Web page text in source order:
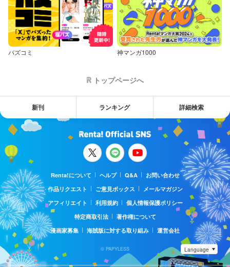
バズコミ 神マンガ1000
トップページへ
新刊 ランキング 詳細検索
Renta!について ヘルプ Q&A
お問い合わせ
作品リクエスト
ご意見ボックス
メールマガジン
アフィリエイト
利用規約
個人情報保護ポリシー
特定商取引法
著作権について
漫画家募集
海賊版に対する取り組み 運営会社
© PAPYLESS